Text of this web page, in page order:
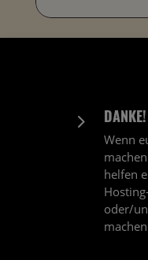
5 DANKE!
Wenn
helfen
oder/